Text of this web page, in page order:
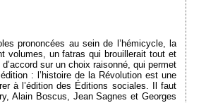
prononcées au sein de l’hémicycle, la
volumes, un fatras qui brouillerait tout et
sur un choix raisonné, qui permet
: l’histoire de la Révolution est une
à l’édition des Éditions sociales. Il faut
Alain Boscus, Jean Sagnes et Georges